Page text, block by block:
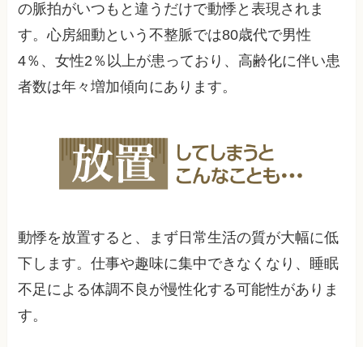
の脈拍がいつもと違うだけで動悸と表現されま
す。心房細動という不整脈では80歳代で男性
4％、女性2％以上が患っており、高齢化に伴い患
者数は年々増加傾向にあります。
動悸を放置すると、まず日常生活の質が大幅に低
下します。仕事や趣味に集中できなくなり、睡眠
不足による体調不良が慢性化する可能性がありま
す。